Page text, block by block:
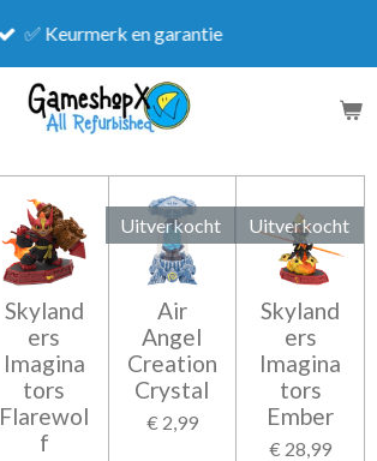
✅ Keurmerk en garantie
Skyland
ers
Imagina
tors
Flarewol
f
Uitverkocht
Air
Angel
Creation
Crystal
€ 2,99
Uitverkocht
Skyland
ers
Imagina
tors
Ember
€ 28,99